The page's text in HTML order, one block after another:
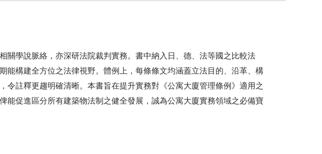
學說脈絡，亦深研法院裁判實務。書中納入日、德、法等國之比較法
構建全方位之法律視野。體例上，每條條文均涵蓋立法目的、沿革、構
註釋更趨明確清晰。本書旨在提升實務對《公寓大廈管理條例》適用之
能促進區分所有建築物法制之健全發展，誠為公寓大廈實務領域之必備寶